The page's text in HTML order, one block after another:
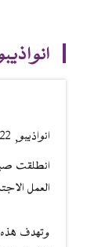
انواذيبو, 25/07/2022
انطلقت
العمل
وتهدف هذه